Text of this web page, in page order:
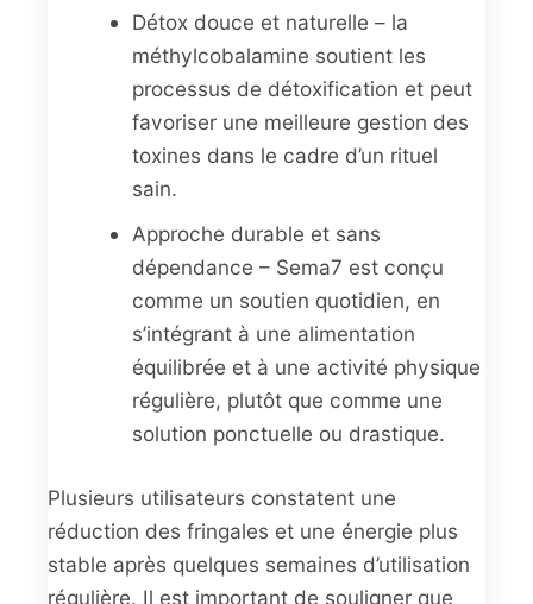
Détox douce et naturelle – la
méthylcobalamine soutient les
processus de détoxification et peut
favoriser une meilleure gestion des
toxines dans le cadre d’un rituel
sain.
Approche durable et sans
dépendance – Sema7 est conçu
comme un soutien quotidien, en
s’intégrant à une alimentation
équilibrée et à une activité physique
régulière, plutôt que comme une
solution ponctuelle ou drastique.
Plusieurs utilisateurs constatent une
réduction des fringales et une énergie plus
stable après quelques semaines d’utilisation
régulière. Il est important de souligner que